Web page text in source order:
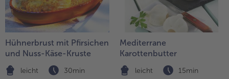
Hühnerbrust mit Pfirsichen
und Nuss-Käse-Kruste
leicht 30min
Mediterrane
Karottenbutter
leicht 15min